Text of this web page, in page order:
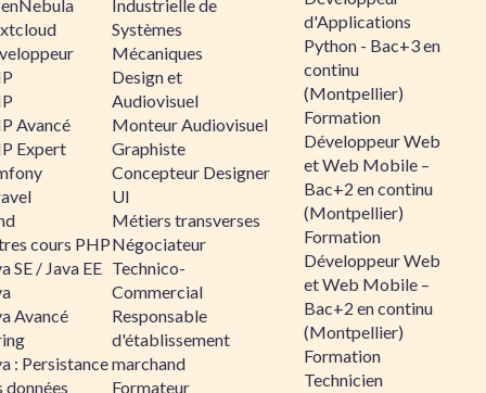
Avancé
Expert
cours PHP
SE / Java EE
Avancé
: Persistance
données
Industrielle de
Systèmes
Mécaniques
Design et
Audiovisuel
Monteur Audiovisuel
Graphiste
Concepteur Designer
UI
Métiers transverses
Négociateur
Technico-
Commercial
Responsable
d'établissement
marchand
Formateur
d'Applications
Python - Bac+3 en
continu
(Montpellier)
Formation
Développeur Web
et Web Mobile –
Bac+2 en continu
(Montpellier)
Formation
Développeur Web
et Web Mobile –
Bac+2 en continu
(Montpellier)
Formation
Technicien